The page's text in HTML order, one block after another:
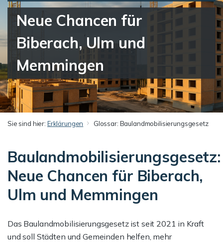
Neue Chancen für
Biberach, Ulm und
Memmingen
Sie sind hier: Erklärungen Glossar: Baulandmobilisierungsgesetz
Baulandmobilisierungsgesetz:
Neue Chancen für Biberach,
Ulm und Memmingen
Das Baulandmobilisierungsgesetz ist seit 2021 in Kraft
und soll Städten und Gemeinden helfen, mehr